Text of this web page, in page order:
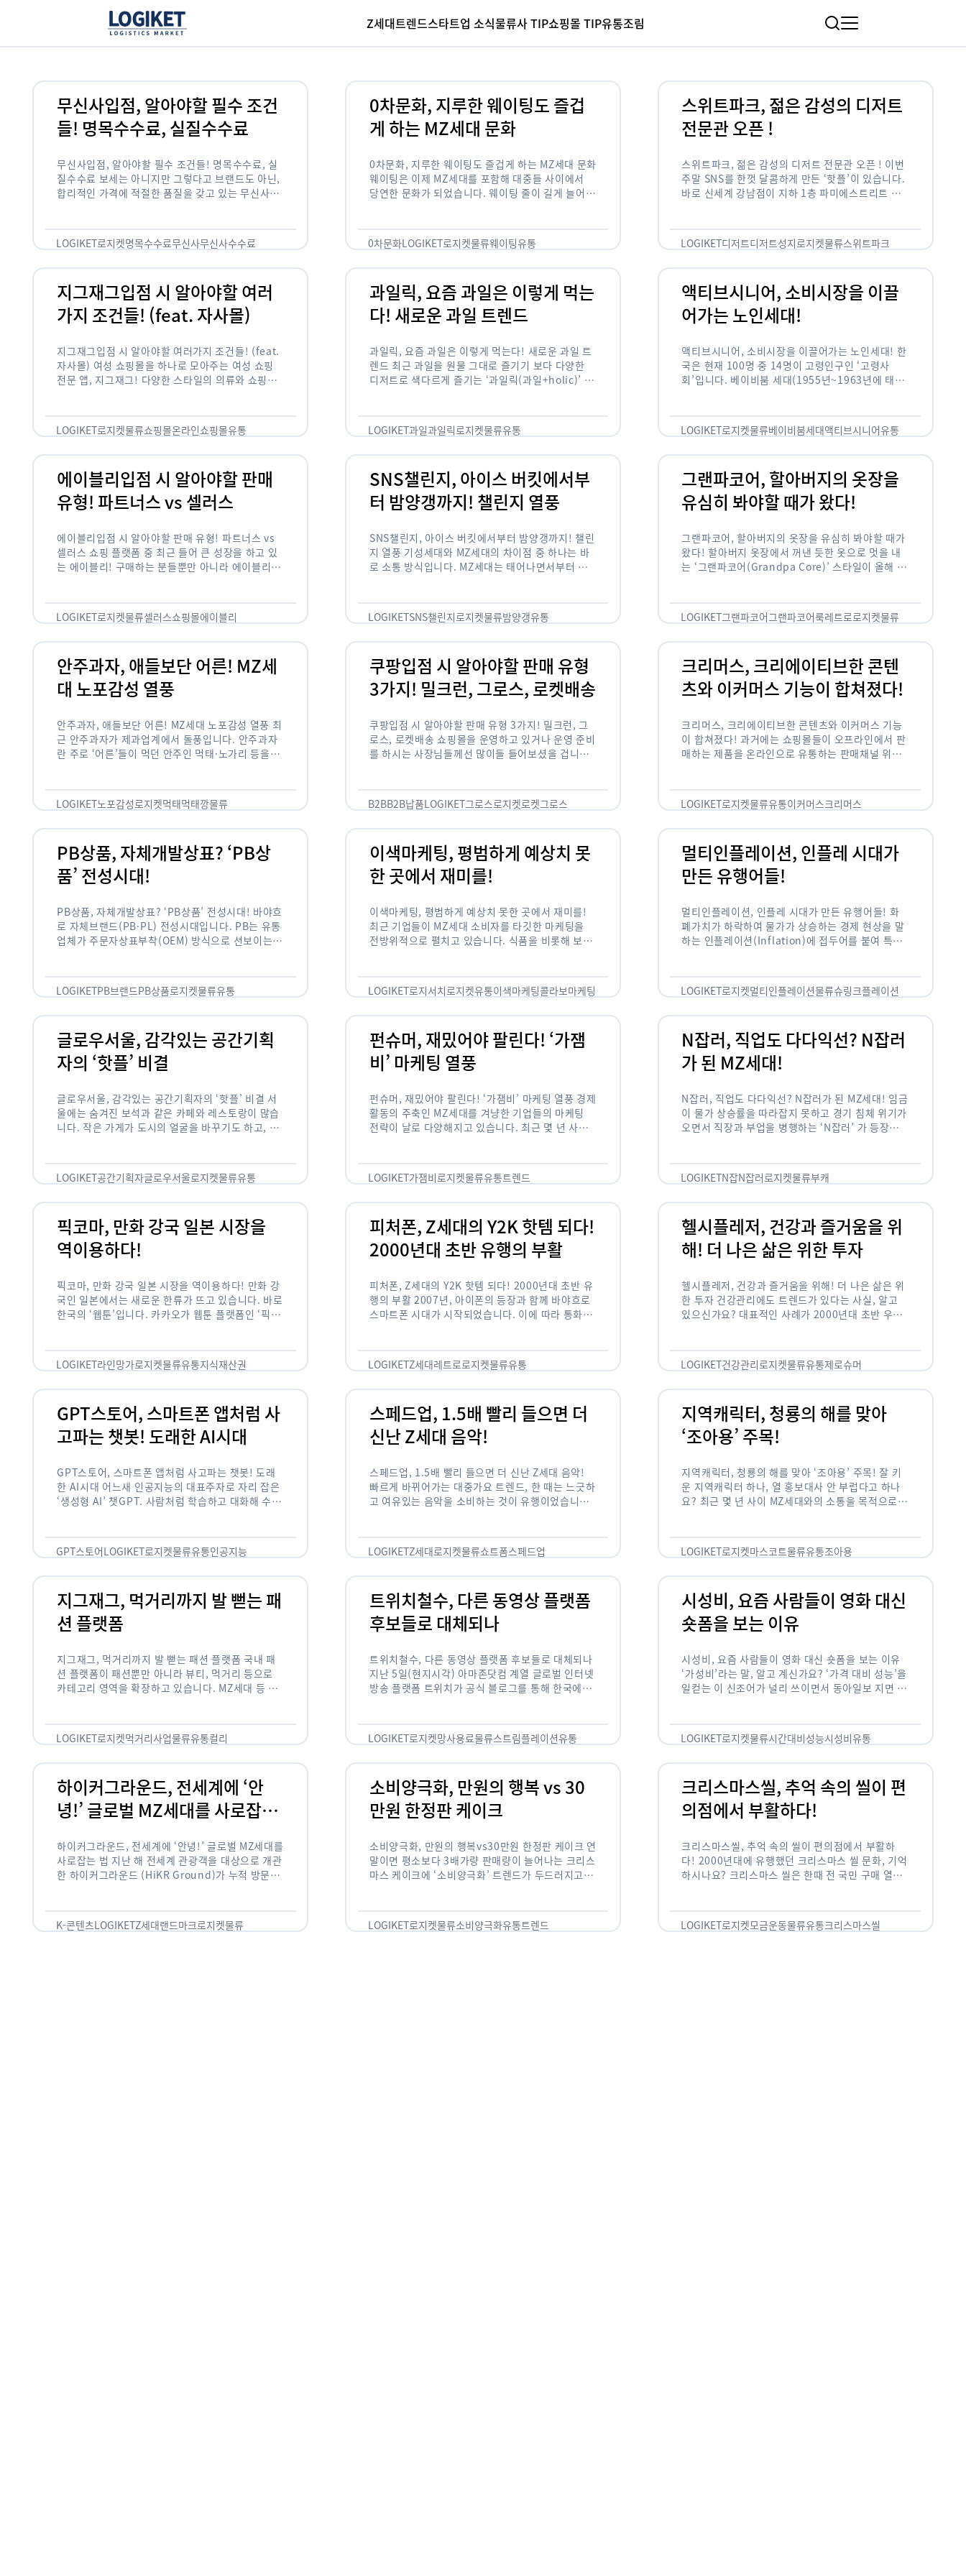
Z세대트렌드스타트업 소식물류사 TIP쇼핑몰 TIP유통조림
무신사입점, 알아야할 필수 조건
들! 명목수수료, 실질수수료
무신사입점, 알아야할 필수 조건들! 명목수수료, 실
질수수료 보세는 아니지만 그렇다고 브랜드도 아닌,
합리적인 가격에 적절한 품질을 갖고 있는 무신사!
LOGIKET로지켓명목수수료무신사무신사수수료
0차문화, 지루한 웨이팅도 즐겁
게 하는 MZ세대 문화
0차문화, 지루한 웨이팅도 즐겁게 하는 MZ세대 문화
웨이팅은 이제 MZ세대를 포함해 대중들 사이에서
당연한 문화가 되었습니다. 웨이팅 줄이 길게 늘어서
0차문화LOGIKET로지켓물류웨이팅유통
스위트파크, 젊은 감성의 디저트
전문관 오픈 !
스위트파크, 젊은 감성의 디저트 전문관 오픈 ! 이번
주말 SNS를 한껏 달콤하게 만든 ‘핫플’이 있습니다.
바로 신세계 강남점이 지하 1층 파미에스트리트 분
LOGIKET디저트디저트성지로지켓물류스위트파크
지그재그입점 시 알아야할 여러
가지 조건들! (feat. 자사몰)
지그재그입점 시 알아야할 여러가지 조건들! (feat.
자사몰) 여성 쇼핑몰을 하나로 모아주는 여성 쇼핑
전문 앱, 지그재그! 다양한 스타일의 의류와 쇼핑몰
LOGIKET로지켓물류쇼핑몰온라인쇼핑몰유통
과일릭, 요즘 과일은 이렇게 먹는
다! 새로운 과일 트렌드
과일릭, 요즘 과일은 이렇게 먹는다! 새로운 과일 트
렌드 최근 과일을 원물 그대로 즐기기 보다 다양한
디저트로 색다르게 즐기는 ‘과일릭(과일+holic)’ 트
…
LOGIKET과일과일릭로지켓물류유통
액티브시니어, 소비시장을 이끌
어가는 노인세대!
액티브시니어, 소비시장을 이끌어가는 노인세대! 한
국은 현재 100명 중 14명이 고령인구인 ‘고령사
회’입니다. 베이비붐 세대(1955년~1963년에 태어
오고 있습니다. 하지만 사회가 늙어가는 …
LOGIKET로지켓물류베이비붐세대액티브시니어유통
에이블리입점 시 알아야할 판매
유형! 파트너스 vs 셀러스
에이블리입점 시 알아야할 판매 유형! 파트너스 vs
셀러스 쇼핑 플랫폼 중 최근 들어 큰 성장을 하고 있
는 에이블리! 구매하는 분들뿐만 아니라 에이블리에
LOGIKET로지켓물류셀러스쇼핑몰에이블리
SNS챌린지, 아이스 버킷에서부
터 밤양갱까지! 챌린지 열풍
SNS챌린지, 아이스 버킷에서부터 밤양갱까지! 챌린
지 열풍 기성세대와 MZ세대의 차이점 중 하나는 바
로 소통 방식입니다. MZ세대는 태어나면서부터 디
도 능숙한 …
LOGIKETSNS챌린지로지켓물류밤양갱유통
그랜파코어, 할아버지의 옷장을
유심히 봐야할 때가 왔다!
그랜파코어, 할아버지의 옷장을 유심히 봐야할 때가
왔다! 할아버지 옷장에서 꺼낸 듯한 옷으로 멋을 내
는 ‘그랜파코어(Grandpa Core)’ 스타일이 올해 패
을 …
LOGIKET그랜파코어그랜파코어룩레트로로지켓물류
안주과자, 애들보단 어른! MZ세
대 노포감성 열풍
안주과자, 애들보단 어른! MZ세대 노포감성 열풍 최
근 안주과자가 제과업계에서 돌풍입니다. 안주과자
란 주로 ‘어른’들이 먹던 안주인 먹태·노가리 등을
LOGIKET노포감성로지켓먹태먹태깡물류
쿠팡입점 시 알아야할 판매 유형
3가지! 밀크런, 그로스, 로켓배송
쿠팡입점 시 알아야할 판매 유형 3가지! 밀크런, 그
로스, 로켓배송 쇼핑몰을 운영하고 있거나 운영 준비
를 하시는 사장님들께선 많이들 들어보셨을 겁니다.
B2BB2B납품LOGIKET그로스로지켓로켓그로스
크리머스, 크리에이티브한 콘텐
츠와 이커머스 기능이 합쳐졌다!
크리머스, 크리에이티브한 콘텐츠와 이커머스 기능
이 합쳐졌다! 과거에는 쇼핑몰들이 오프라인에서 판
매하는 제품을 온라인으로 유통하는 판매채널 위주
는 콘텐츠 기반의 …
LOGIKET로지켓물류유통이커머스크리머스
PB상품, 자체개발상표? ‘PB상
품’ 전성시대!
PB상품, 자체개발상표? ‘PB상품’ 전성시대! 바야흐
로 자체브랜드(PB·PL) 전성시대입니다. PB는 유통
업체가 주문자상표부착(OEM) 방식으로 선보이는
물가 시대와 맞물려 …
LOGIKETPB브랜드PB상품로지켓물류유통
이색마케팅, 평범하게 예상치 못
한 곳에서 재미를!
이색마케팅, 평범하게 예상치 못한 곳에서 재미를!
최근 기업들이 MZ세대 소비자를 타깃한 마케팅을
전방위적으로 펼치고 있습니다. 식품을 비롯해 보수
…
LOGIKET로지서치로지켓유통이색마케팅콜라보마케팅
멀티인플레이션, 인플레 시대가
만든 유행어들!
멀티인플레이션, 인플레 시대가 만든 유행어들! 화
폐가치가 하락하여 물가가 상승하는 경제 현상을 말
하는 인플레이션(Inflation)에 접두어를 붙여 특정
링크플레이션, 그리드플레이션 등등. …
LOGIKET로지켓멀티인플레이션물류슈링크플레이션
글로우서울, 감각있는 공간기획
자의 ‘핫플’ 비결
글로우서울, 감각있는 공간기획자의 ‘핫플’ 비결 서
울에는 숨겨진 보석과 같은 카페와 레스토랑이 많습
니다. 작은 가게가 도시의 얼굴을 바꾸기도 하고, 쇠
LOGIKET공간기획자글로우서울로지켓물류유통
펀슈머, 재밌어야 팔린다! ‘가잼
비’ 마케팅 열풍
펀슈머, 재밌어야 팔린다! ‘가잼비’ 마케팅 열풍 경제
활동의 주축인 MZ세대를 겨냥한 기업들의 마케팅
전략이 날로 다양해지고 있습니다. 최근 몇 년 사이
LOGIKET가잼비로지켓물류유통트렌드
N잡러, 직업도 다다익선? N잡러
가 된 MZ세대!
N잡러, 직업도 다다익선? N잡러가 된 MZ세대! 임금
이 물가 상승률을 따라잡지 못하고 경기 침체 위기가
오면서 직장과 부업을 병행하는 ‘N잡러’ 가 등장했습
LOGIKETN잡N잡러로지켓물류부캐
픽코마, 만화 강국 일본 시장을
역이용하다!
픽코마, 만화 강국 일본 시장을 역이용하다! 만화 강
국인 일본에서는 새로운 한류가 뜨고 있습니다. 바로
한국의 ‘웹툰’입니다. 카카오가 웹툰 플랫폼인 ‘픽코
LOGIKET라인망가로지켓물류유통지식재산권
피처폰, Z세대의 Y2K 핫템 되다!
2000년대 초반 유행의 부활
피처폰, Z세대의 Y2K 핫템 되다! 2000년대 초반 유
행의 부활 2007년, 아이폰의 등장과 함께 바야흐로
스마트폰 시대가 시작되었습니다. 이에 따라 통화와
LOGIKETZ세대레트로로지켓물류유통
헬시플레저, 건강과 즐거움을 위
해! 더 나은 삶은 위한 투자
헬시플레저, 건강과 즐거움을 위해! 더 나은 삶은 위
한 투자 건강관리에도 트렌드가 있다는 사실, 알고
있으신가요? 대표적인 사례가 2000년대 초반 우리
LOGIKET건강관리로지켓물류유통제로슈머
GPT스토어, 스마트폰 앱처럼 사
고파는 챗봇! 도래한 AI시대
GPT스토어, 스마트폰 앱처럼 사고파는 챗봇! 도래
한 AI시대 어느새 인공지능의 대표주자로 자리 잡은
‘생성형 AI’ 챗GPT. 사람처럼 학습하고 대화해 수많
GPT스토어LOGIKET로지켓물류유통인공지능
스페드업, 1.5배 빨리 들으면 더
신난 Z세대 음악!
스페드업, 1.5배 빨리 들으면 더 신난 Z세대 음악!
빠르게 바뀌어가는 대중가요 트렌드, 한 때는 느긋하
고 여유있는 음악을 소비하는 것이 유행이었습니다.
LOGIKETZ세대로지켓물류쇼트폼스페드업
지역캐릭터, 청룡의 해를 맞아
‘조아용’ 주목!
지역캐릭터, 청룡의 해를 맞아 ‘조아용’ 주목! 잘 키
운 지역캐릭터 하나, 열 홍보대사 안 부럽다고 하나
요? 최근 몇 년 사이 MZ세대와의 소통을 목적으로,
LOGIKET로지켓마스코트물류유통조아용
지그재그, 먹거리까지 발 뻗는 패
션 플랫폼
지그재그, 먹거리까지 발 뻗는 패션 플랫폼 국내 패
션 플랫폼이 패션뿐만 아니라 뷰티, 먹거리 등으로
카테고리 영역을 확장하고 있습니다. MZ세대 등 주
LOGIKET로지켓먹거리사업물류유통컬리
트위치철수, 다른 동영상 플랫폼
후보들로 대체되나
트위치철수, 다른 동영상 플랫폼 후보들로 대체되나
지난 5일(현지시각) 아마존닷컴 계열 글로벌 인터넷
방송 플랫폼 트위치가 공식 블로그를 통해 한국에서
LOGIKET로지켓망사용료물류스트림플레이션유통
시성비, 요즘 사람들이 영화 대신
숏폼을 보는 이유
시성비, 요즘 사람들이 영화 대신 숏폼을 보는 이유
‘가성비’라는 말, 알고 계신가요? ‘가격 대비 성능’을
일컫는 이 신조어가 널리 쓰이면서 동아일보 지면 기
LOGIKET로지켓물류시간대비성능시성비유통
하이커그라운드, 전세계에 ‘안
녕!’ 글로벌 MZ세대를 사로잡는
하이커그라운드, 전세계에 ‘안녕!’ 글로벌 MZ세대를
사로잡는 법 지난 해 전세계 관광객을 대상으로 개관
한 하이커그라운드 (HiKR Ground)가 누적 방문객
방문객이 100만명을 …
K-콘텐츠LOGIKETZ세대랜드마크로지켓물류
소비양극화, 만원의 행복 vs 30
만원 한정판 케이크
소비양극화, 만원의 행복vs30만원 한정판 케이크 연
말이면 평소보다 3배가량 판매량이 늘어나는 크리스
마스 케이크에 ‘소비양극화’ 트렌드가 두드러지고 있
배가 비싼 …
LOGIKET로지켓물류소비양극화유통트렌드
크리스마스씰, 추억 속의 씰이 편
의점에서 부활하다!
크리스마스씰, 추억 속의 씰이 편의점에서 부활하
다! 2000년대에 유행했던 크리스마스 씰 문화, 기억
하시나요? 크리스마스 씰은 한때 전 국민 구매 열풍
LOGIKET로지켓모금운동물류유통크리스마스씰